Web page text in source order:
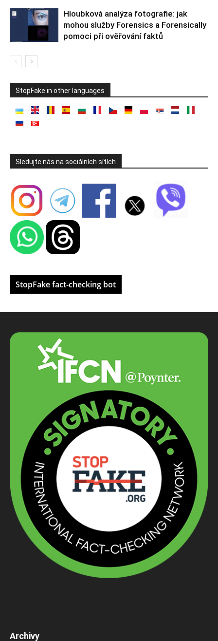
Hloubková analýza fotografie: jak
mohou služby Forensics a Forensically
pomoci při ověřování faktů
StopFake in other languages
Sledujte nás na sociálních sítích
StopFake fact-checking bot
Archivy